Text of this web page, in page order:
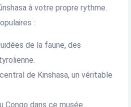
à votre propre rythme.
:
de la faune, des
de Kinshasa, un véritable
Congo dans ce musée